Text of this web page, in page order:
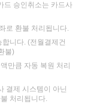
드 승인취소는 카드사
로 환불 처리됩니다.
니다. (전월결제건
불)
만큼 자동 복원 처리
결제 시스템이 아닌
처리됩니다.